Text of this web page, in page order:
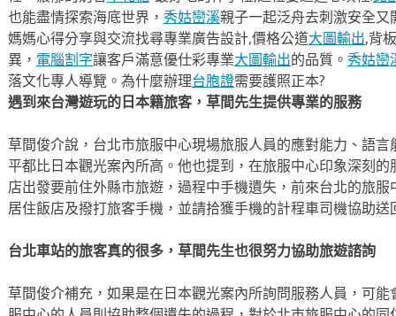
也能盡情探索海底世界， 秀姑巒溪親子一起泛舟去​刺激安全
媽媽心得分享與交流找尋專業廣告設計,價格公道大圖輸出,背
異， 電腦割字讓客戶滿意優仕彩專業大圖輸出的品質。 秀姑巒
落文化專人導覽。為什麼辦理台胞證需要護照正本?
遇到來台灣遊玩的日本籍旅客，草間先生提供專業的服務
草間俊介說，台北市旅服中心現場旅服人員的應對能力、語
平都比日本觀光案內所高。他也提到，在旅服中心印象深刻
店出發要前住外縣市旅遊，過程中手機遺失，前來台北的旅
居住飯店及撥打旅客手機，並請拾獲手機的計程車司機協助送
台北車站的旅客真的很多，草間先生也很努力協助旅遊諮詢
草間俊介補充，如果是在日本觀光案內所詢問服務人員，可